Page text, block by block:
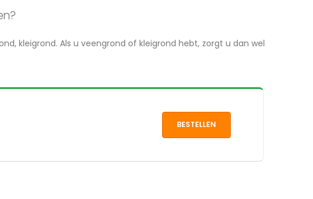
kleigrond. Als u veengrond of kleigrond hebt, zorgt u dan wel
BESTELLEN